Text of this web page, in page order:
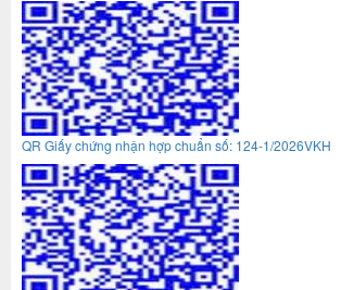
QR Giấy chứng nhận hợp chuẩn số: 124-1/2026VKH